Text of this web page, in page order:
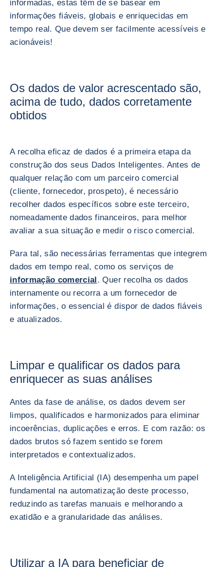
informadas, estas têm de se basear em
informações fiáveis, globais e enriquecidas em
tempo real. Que devem ser facilmente acessíveis e
acionáveis!
Os dados de valor acrescentado são,
acima de tudo, dados corretamente
obtidos
A recolha eficaz de dados é a primeira etapa da
construção dos seus Dados Inteligentes. Antes de
qualquer relação com um parceiro comercial
(cliente, fornecedor, prospeto), é necessário
recolher dados específicos sobre este terceiro,
nomeadamente dados financeiros, para melhor
avaliar a sua situação e medir o risco comercial.
Para tal, são necessárias ferramentas que integrem
dados em tempo real, como os serviços de
informação comercial. Quer recolha os dados
internamente ou recorra a um fornecedor de
informações, o essencial é dispor de dados fiáveis
e atualizados.
Limpar e qualificar os dados para
enriquecer as suas análises
Antes da fase de análise, os dados devem ser
limpos, qualificados e harmonizados para eliminar
incoerências, duplicações e erros. E com razão: os
dados brutos só fazem sentido se forem
interpretados e contextualizados.
A Inteligência Artificial (IA) desempenha um papel
fundamental na automatização deste processo,
reduzindo as tarefas manuais e melhorando a
exatidão e a granularidade das análises.
Utilizar a IA para beneficiar de